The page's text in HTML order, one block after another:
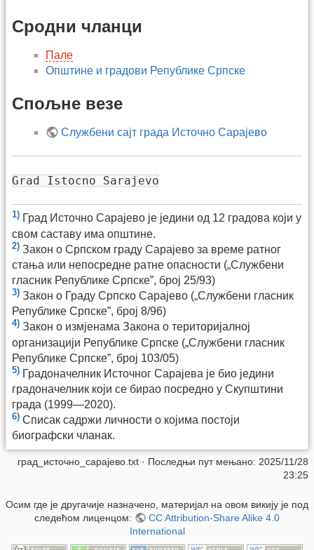
Сродни чланци
Пале
Општине и градови Републике Српске
Спољне везе
Службени сајт града Источно Сарајево
Grad Istocno Sarajevo
1) Град Источно Сарајево је једини од 12 градова који у
свом саставу има општине.
2) Закон о Српском граду Сарајево за време ратног
стања или непосредне ратне опасности („Службени
гласник Републике Српске”, број 25/93)
3) Закон о Граду Српско Сарајево („Службени гласник
Републике Српске”, број 8/96)
4) Закон о измјенама Закона о територијалној
организацији Републике Српске („Службени гласник
Републике Српске”, број 103/05)
5) Градоначелник Источног Сарајева је био једини
градоначелник који се бирао посредно у Скупштини
града (1999—2020).
6) Списак садржи личности о којима постоји
биографски чланак.
град_источно_сарајево.txt · Последњи пут мењано: 2025/11/28
23:25
Осим где је другачије назначено, материјал на овом викију је под
следећом лиценцом:
CC Attribution-Share Alike 4.0
International